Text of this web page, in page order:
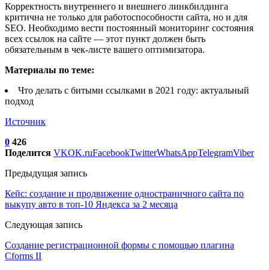
Корректность внутреннего и внешнего линкбилдинга
критична не только для работоспособности сайта, но и для
SEO. Необходимо вести постоянный мониторинг состояния
всех ссылок на сайте — этот пункт должен быть
обязательным в чек-листе вашего оптимизатора.
Материалы по теме:
Что делать с битыми ссылками в 2021 году: актуальный
подход
Источник
0 426
Поделится VKOK.ruFacebookTwitterWhatsAppTelegramViber
Предыдущая запись
Кейс: создание и продвижение одностраничного сайта по
выкупу авто в топ-10 Яндекса за 2 месяца
Следующая запись
Создание регистрационной формы с помощью плагина
Cforms II